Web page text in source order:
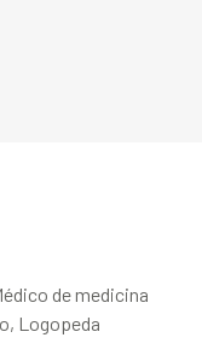
de medicina
Logopeda